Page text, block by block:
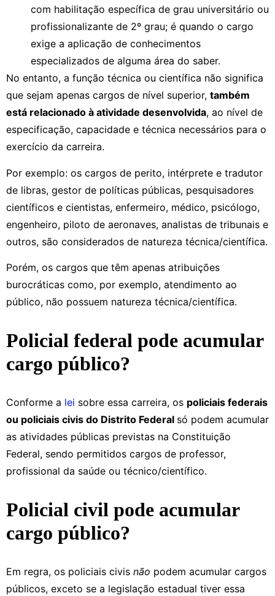
com habilitação específica de grau universitário ou
profissionalizante de 2º grau; é quando o cargo
exige a aplicação de conhecimentos
especializados de alguma área do saber.
No entanto, a função técnica ou científica não significa
que sejam apenas cargos de nível superior, também
está relacionado à atividade desenvolvida, ao nível de
especificação, capacidade e técnica necessários para o
exercício da carreira.
Por exemplo: os cargos de perito, intérprete e tradutor
de libras, gestor de políticas públicas, pesquisadores
científicos e cientistas, enfermeiro, médico, psicólogo,
engenheiro, piloto de aeronaves, analistas de tribunais e
outros, são considerados de natureza técnica/científica.
Porém, os cargos que têm apenas atribuições
burocráticas como, por exemplo, atendimento ao
público, não possuem natureza técnica/científica.
Policial federal pode acumular
cargo público?
Conforme a lei sobre essa carreira, os policiais federais
ou policiais civis do Distrito Federal só podem acumular
as atividades públicas previstas na Constituição
Federal, sendo permitidos cargos de professor,
profissional da saúde ou técnico/científico.
Policial civil pode acumular
cargo público?
Em regra, os policiais civis não podem acumular cargos
públicos, exceto se a legislação estadual tiver essa